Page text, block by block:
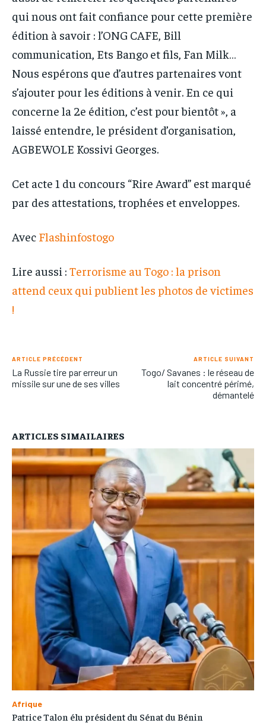
qui nous ont fait confiance pour cette première
édition à savoir : l’ONG CAFE, Bill
communication, Ets Bango et fils, Fan Milk…
Nous espérons que d’autres partenaires vont
s’ajouter pour les éditions à venir. En ce qui
concerne la 2e édition, c’est pour bientôt », a
laissé entendre, le président d’organisation,
AGBEWOLE Kossivi Georges.
Cet acte 1 du concours “Rire Award” est marqué
par des attestations, trophées et enveloppes.
Avec Flashinfostogo
Lire aussi : Terrorisme au Togo : la prison
attend ceux qui publient les photos de victimes
!
ARTICLE PRÉCÉDENT
La Russie tire par erreur un
missile sur une de ses villes
ARTICLE SUIVANT
Togo/ Savanes : le réseau de
lait concentré périmé,
démantelé
ARTICLES SIMAILAIRES
Afrique
Patrice Talon élu président du Sénat du Bénin